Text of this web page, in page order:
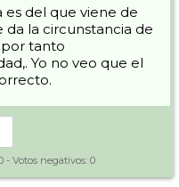
es del que viene de
da la circunstancia de
tanto
Yo no veo que el
- Votos negativos: 0